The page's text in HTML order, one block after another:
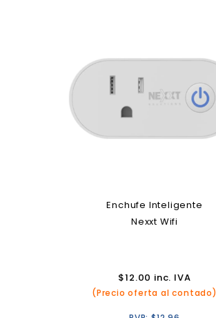
Enchufe Inteligente
Nexxt Wifi
$12.00 inc. IVA
(Precio oferta al contado)